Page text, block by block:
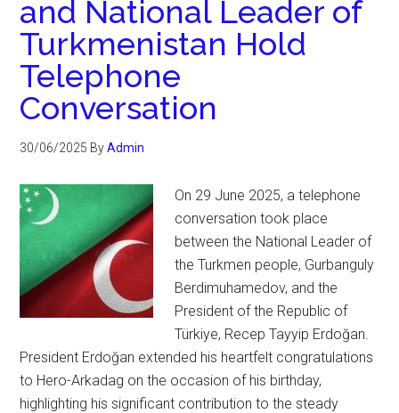
and National Leader of
Turkmenistan Hold
Telephone
Conversation
30/06/2025 ByAdmin
On 29 June 2025, a telephone
conversation took place
between the National Leader of
the Turkmen people, Gurbanguly
Berdimuhamedov, and the
President of the Republic of
Türkiye, Recep Tayyip Erdoğan.
President Erdoğan extended his heartfelt congratulations
to Hero-Arkadag on the occasion of his birthday,
highlighting his significant contribution to the steady